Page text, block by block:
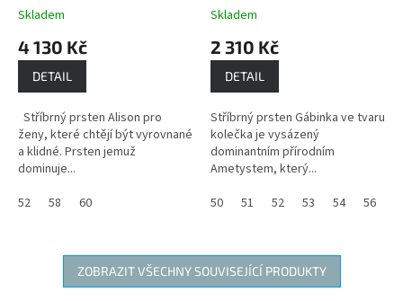
rovnováhu a klid do naší
Skladem
4 130 Kč
DETAIL
Stříbrný prsten Alison pro
ženy, které chtějí být vyrovnané
a klidné. Prsten jemuž
dominuje...
52
58 60
ochrannou silou
Skladem
2 310 Kč
DETAIL
Stříbrný prsten Gábinka ve tvaru
kolečka je vysázený
dominantním přírodním
Ametystem, který...
50
51 52 53 54 56
ZOBRAZIT VŠECHNY SOUVISEJÍCÍ PRODUKTY